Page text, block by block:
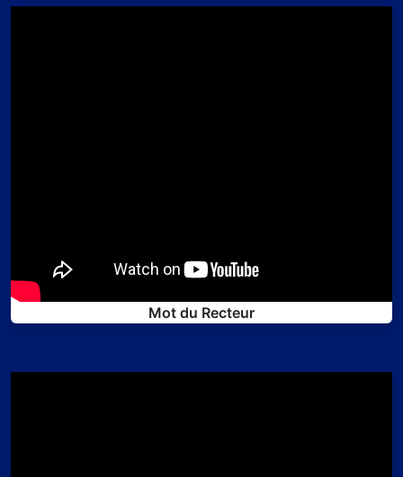
Mot du Recteur